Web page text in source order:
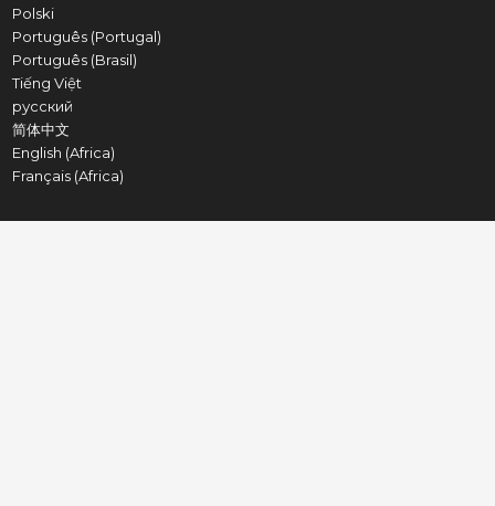
Polski
Português (Portugal)
Português (Brasil)
Tiếng Việt
русский
简体中文
English (Africa)
Français (Africa)